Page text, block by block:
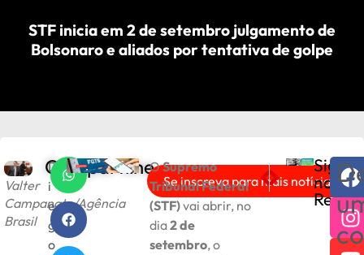
STF inicia em 2 de setembro julgamento de
Bolsonaro e aliados por tentativa de golpe
Valter
Campanato/Agência
Brasil
D
i
e
g
o
Compartilhe
Se inscreva para mais notícias!
OSupremo
Tribunal Federal
(STF)vai abrir, no
dia2 de
setembro, o
ANTERIOR
Agenda Cultural de
PRÓXIMO
Brasília recebe 8ª
Sigam
nas
Redes